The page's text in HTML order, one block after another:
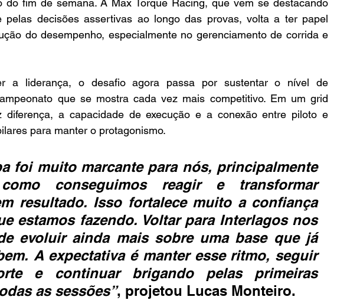
do fim de semana. A Max Torque Racing, que vem se destacando
pelas decisões assertivas ao longo das provas, volta a ter papel
do desempenho, especialmente no gerenciamento de corrida e
a liderança, o desafio agora passa por sustentar o nível de
que se mostra cada vez mais competitivo. Em um grid
diferença, a capacidade de execução e a conexão entre piloto e
para manter o protagonismo.
foi muito marcante para nós, principalmente
conseguimos reagir e transformar
resultado. Isso fortalece muito a confiança
estamos fazendo. Voltar para Interlagos nos
evoluir ainda mais sobre uma base que já
A expectativa é manter esse ritmo, seguir
e continuar brigando pelas primeiras
as sessões”, projetou Lucas Monteiro.